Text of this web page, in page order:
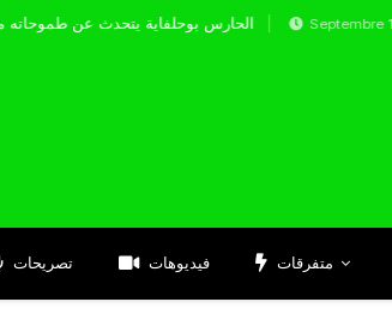
الحارس بوحلفاية Septembre 17, 2024
تصريحات فيديوهات متفرقات